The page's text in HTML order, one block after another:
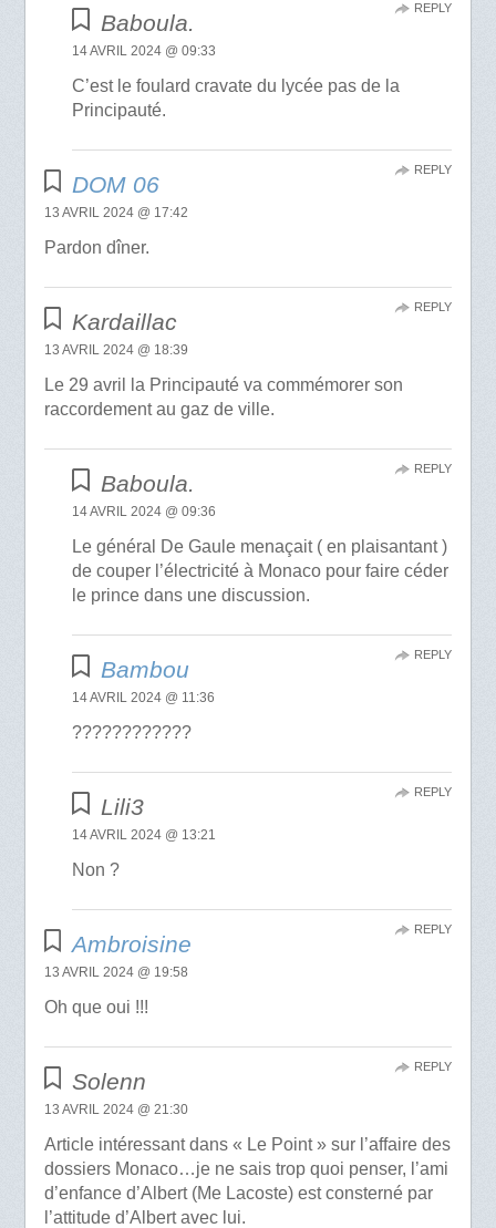
Baboula.
14 AVRIL 2024 @ 09:33
C’est le foulard cravate du lycée pas de la
Principauté.
REPLY
DOM 06
13 AVRIL 2024 @ 17:42
Pardon dîner.
REPLY
Kardaillac
13 AVRIL 2024 @ 18:39
Le 29 avril la Principauté va commémorer son
raccordement au gaz de ville.
REPLY
Baboula.
14 AVRIL 2024 @ 09:36
Le général De Gaule menaçait ( en plaisantant )
de couper l’électricité à Monaco pour faire céder
le prince dans une discussion.
REPLY
Bambou
14 AVRIL 2024 @ 11:36
????????????
REPLY
Lili3
14 AVRIL 2024 @ 13:21
Non ?
REPLY
Ambroisine
13 AVRIL 2024 @ 19:58
Oh que oui !!!
REPLY
Solenn
13 AVRIL 2024 @ 21:30
Article intéressant dans « Le Point » sur l’affaire des
dossiers Monaco…je ne sais trop quoi penser, l’ami
d’enfance d’Albert (Me Lacoste) est consterné par
l’attitude d’Albert avec lui.
REPLY